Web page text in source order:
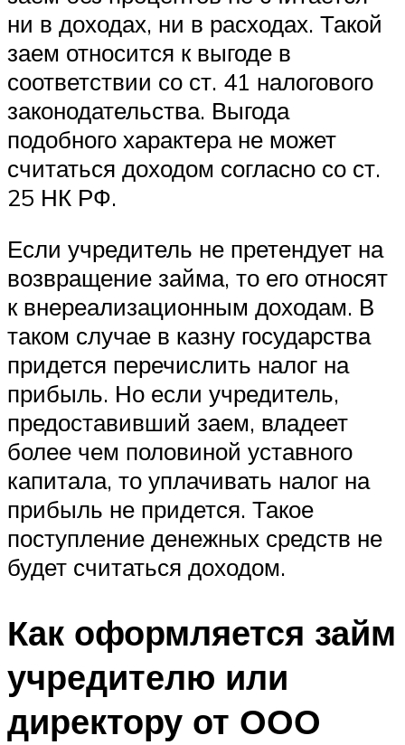
ни в доходах, ни в расходах. Такой
заем относится к выгоде в
соответствии со ст. 41 налогового
законодательства. Выгода
подобного характера не может
считаться доходом согласно со ст.
25 НК РФ.
Если учредитель не претендует на
возвращение займа, то его относят
к внереализационным доходам. В
таком случае в казну государства
придется перечислить налог на
прибыль. Но если учредитель,
предоставивший заем, владеет
более чем половиной уставного
капитала, то уплачивать налог на
прибыль не придется. Такое
поступление денежных средств не
будет считаться доходом.
Как оформляется займ
учредителю или
директору от ООО